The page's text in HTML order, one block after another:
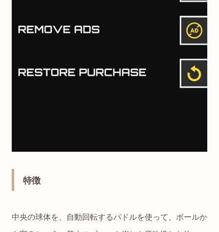
特徴
中央の球体を、自動回転するパドルを使って、ボールか